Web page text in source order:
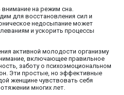
на режим сна.
для восстановления сил и
недосыпание может
и ускорить процессы
активной молодости организму
включающее правильное
заботу о психоэмоциональном
Эти простые, но эффективные
женщине чувствовать себя
многих лет.